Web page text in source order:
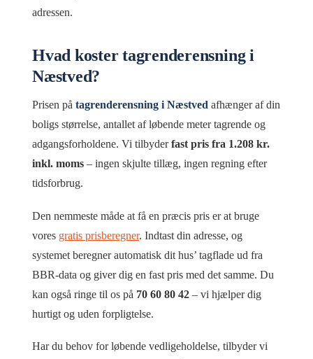
adressen.
Hvad koster tagrenderensning i
Næstved?
Prisen på tagrenderensning i Næstved afhænger af din
boligs størrelse, antallet af løbende meter tagrende og
adgangsforholdene. Vi tilbyderfast pris fra 1.208 kr.
inkl. moms – ingen skjulte tillæg, ingen regning efter
tidsforbrug.
Den nemmeste måde at få en præcis pris er at bruge
vores gratis prisberegner. Indtast din adresse, og
systemet beregner automatisk dit hus’ tagflade ud fra
BBR-data og giver dig en fast pris med det samme. Du
kan også ringe til os på 70 60 80 42 – vi hjælper dig
hurtigt og uden forpligtelse.
Har du behov for løbende vedligeholdelse, tilbyder vi